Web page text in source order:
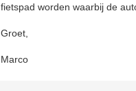
fietspad worden waarbij de
Groet,
Marco